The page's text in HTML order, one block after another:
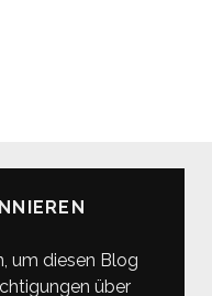
um diesen Blog
über